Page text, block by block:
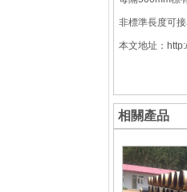
非標準長度可
本文地址：
相關產品